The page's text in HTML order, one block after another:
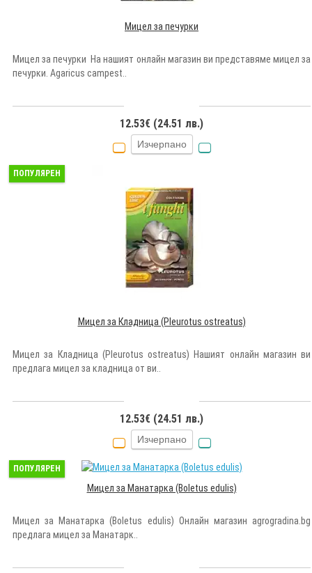
Мицел за печурки
Мицел за печурки На нашият онлайн магазин ви представяме мицел за
печурки. Agaricus campest..
12.53€ (24.51 лв.)
Изчерпано
ПОПУЛЯРЕН
Мицел за Кладница (Pleurotus ostreatus)
Мицел за Кладница (Pleurotus ostreatus) Нашият онлайн магазин ви
предлага мицел за кладница от ви..
12.53€ (24.51 лв.)
Изчерпано
ПОПУЛЯРЕН
Мицел за Манатарка (Boletus edulis)
Мицел за Манатарка (Boletus edulis) Онлайн магазин agrogradina.bg
предлага мицел за Манатарк..